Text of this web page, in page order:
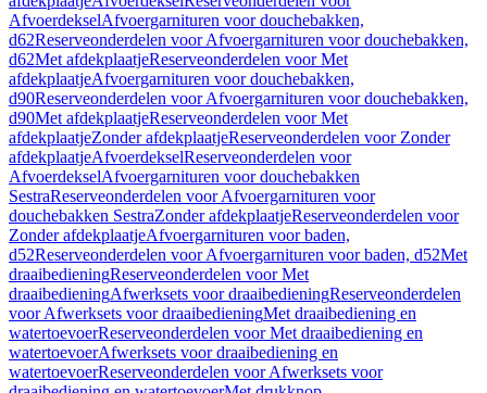
AfvoerdekselAfvoergarnituren voor douchebakken,
d62Reserveonderdelen voor Afvoergarnituren voor douchebakken,
d62Met afdekplaatjeReserveonderdelen voor Met
afdekplaatjeAfvoergarnituren voor douchebakken,
d90Reserveonderdelen voor Afvoergarnituren voor douchebakken,
d90Met afdekplaatjeReserveonderdelen voor Met
afdekplaatjeZonder afdekplaatjeReserveonderdelen voor Zonder
afdekplaatjeAfvoerdekselReserveonderdelen voor
AfvoerdekselAfvoergarnituren voor douchebakken
SestraReserveonderdelen voor Afvoergarnituren voor
douchebakken SestraZonder afdekplaatjeReserveonderdelen voor
Zonder afdekplaatjeAfvoergarnituren voor baden,
d52Reserveonderdelen voor Afvoergarnituren voor baden, d52Met
draaibedieningReserveonderdelen voor Met
draaibedieningAfwerksets voor draaibedieningReserveonderdelen
voor Afwerksets voor draaibedieningMet draaibediening en
watertoevoerReserveonderdelen voor Met draaibediening en
watertoevoerAfwerksets voor draaibediening en
watertoevoerReserveonderdelen voor Afwerksets voor